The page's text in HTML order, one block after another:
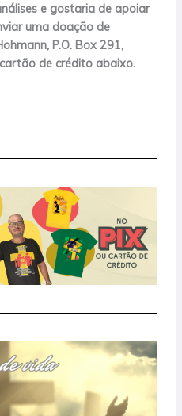
e gostaria de apoiar
uma doação de
P.O. Box 291,
de crédito abaixo.